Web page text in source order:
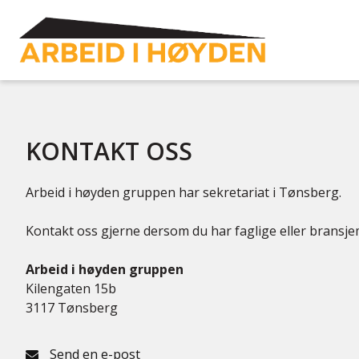
KONTAKT OSS
Arbeid i høyden gruppen har sekretariat i Tønsberg.
Kontakt oss gjerne dersom du har faglige eller
Arbeid i høyden gruppen
Kilengaten 15b
3117 Tønsberg
Send en e-post